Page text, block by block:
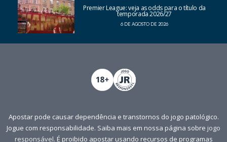
Premier League: veja as odds para o título da
temporada 2026/27
6 DE AGOSTO DE 2026
Apostar pode causar dependência e transtornos do jogo patológico.
Jogue com responsabilidade. Saiba mais em nossa página sobre jogo
responsável. É proibido apostar usando recursos de programas